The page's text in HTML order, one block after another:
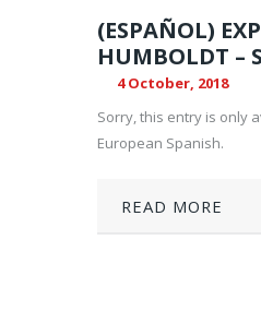
(ESPAÑOL)
HUMBOLDT –
4 October, 2018
Sorry, this entry is only
European Spanish.
READ MORE